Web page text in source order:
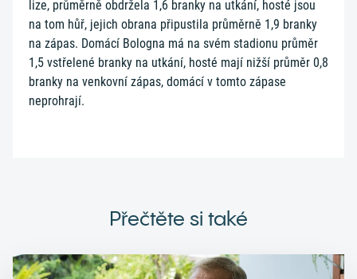
lize, průměrně obdržela 1,6 branky na utkání, hosté jsou
na tom hůř, jejich obrana připustila průměrně 1,9 branky
na zápas. Domácí Bologna má na svém stadionu průměr
1,5 vstřelené branky na utkání, hosté mají nižší průměr 0,8
branky na venkovní zápas, domácí v tomto zápase
neprohrají.
Přečtěte si také